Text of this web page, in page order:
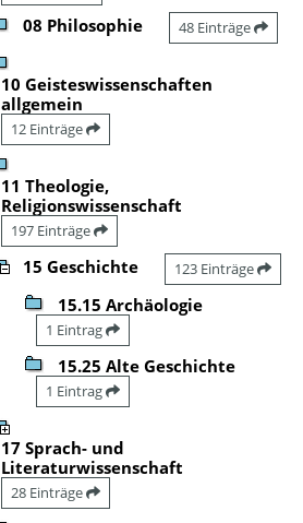
08 Philosophie 48 Einträge
10 Geisteswissenschaften
allgemein
12 Einträge
11 Theologie,
Religionswissenschaft
197 Einträge
15 Geschichte 123 Einträge
15.15 Archäologie
1 Eintrag
15.25 Alte Geschichte
1 Eintrag
17 Sprach- und
Literaturwissenschaft
28 Einträge